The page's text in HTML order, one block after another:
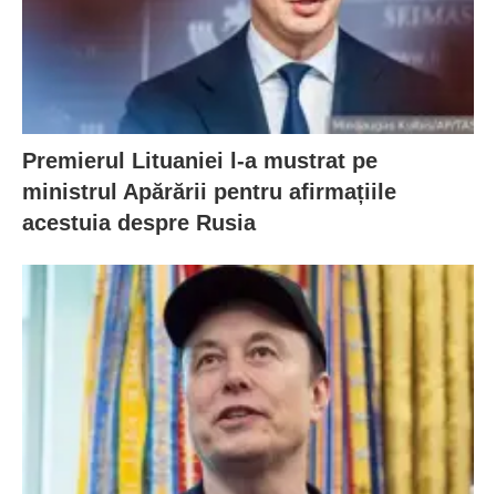
Premierul Lituaniei l-a mustrat pe
ministrul Apărării pentru afirmațiile
acestuia despre Rusia